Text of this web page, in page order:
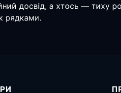
досвід, а хтось — тиху
рядками.